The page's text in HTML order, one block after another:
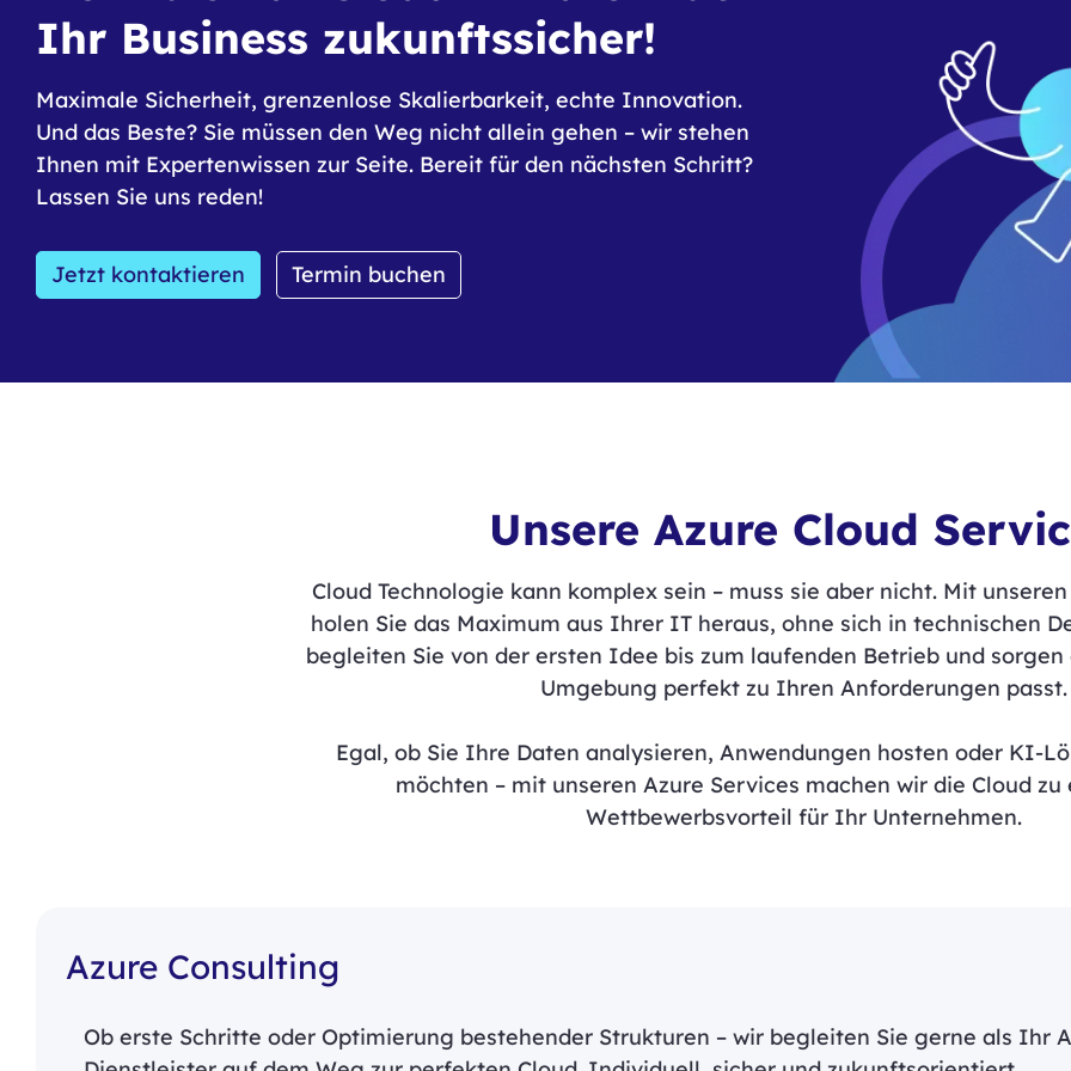
Ihr Business zukunftssicher!
Maximale Sicherheit, grenzenlose Skalierbarkeit, echte Innovation.
Und das Beste? Sie müssen den Weg nicht allein gehen – wir stehen
Ihnen mit Expertenwissen zur Seite. Bereit für den nächsten Schritt?
Lassen Sie uns reden!
Jetzt kontaktieren Termin buchen
Unsere Azure Cloud
Cloud Technologie kann komplex sein – muss sie aber nicht. Mit
holen Sie das Maximum aus Ihrer IT heraus, ohne sich in technischen
begleiten Sie von der ersten Idee bis zum laufenden Betrieb und
Umgebung perfekt zu Ihren Anforderungen passt.
Egal, ob Sie Ihre Daten analysieren, Anwendungen hosten oder KI-
möchten – mit unseren Azure Services machen wir die Cloud
Wettbewerbsvorteil für Ihr Unternehmen.
Azure Consulting
Ob erste Schritte oder Optimierung bestehender Strukturen – wir begleiten Sie gerne als Ihr